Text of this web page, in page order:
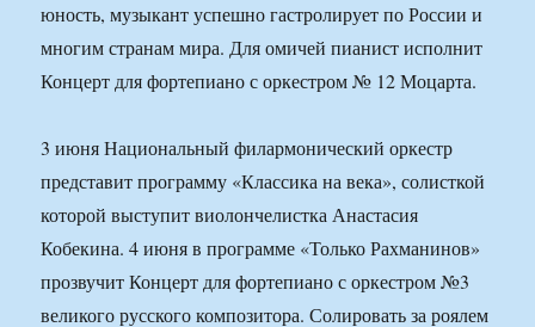
юность, музыкант успешно гастролирует по России и
многим странам мира. Для омичей пианист исполнит
Концерт для фортепиано с оркестром № 12 Моцарта.
3 июня Национальный филармонический оркестр
представит программу «Классика на века», солисткой
которой выступит виолончелистка Анастасия
Кобекина. 4 июня в программе «Только Рахманинов»
прозвучит Концерт для фортепиано с оркестром №3
великого русского композитора. Солировать за роялем